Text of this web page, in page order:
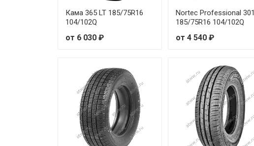
Кама 365 LT 185/75R16
104/102Q
от 6 030 ₽
Nortec Professional 301
185/75R16 104/102Q
от 4 540 ₽